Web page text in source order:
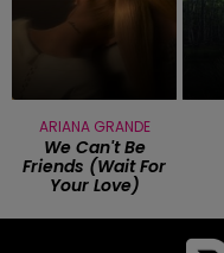
ARIANA GRANDE
We Can't Be
Friends (wait For
Your Love)